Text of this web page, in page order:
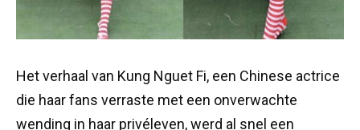
Het verhaal van Kung Nguet Fi, een Chinese actrice
die haar fans verraste met een onverwachte
wending in haar privéleven, werd al snel een